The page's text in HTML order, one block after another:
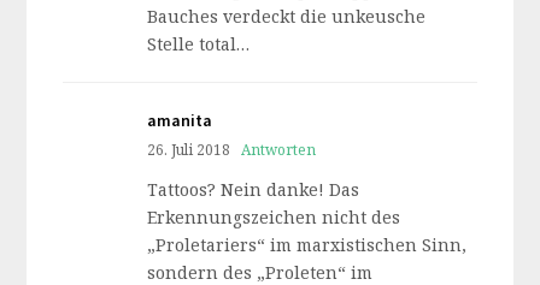
Bauches verdeckt die unkeusche
Stelle total…
amanita
26. Juli 2018 Antworten
Tattoos? Nein danke! Das
Erkennungszeichen nicht des
„Proletariers“ im marxistischen Sinn,
sondern des „Proleten“ im